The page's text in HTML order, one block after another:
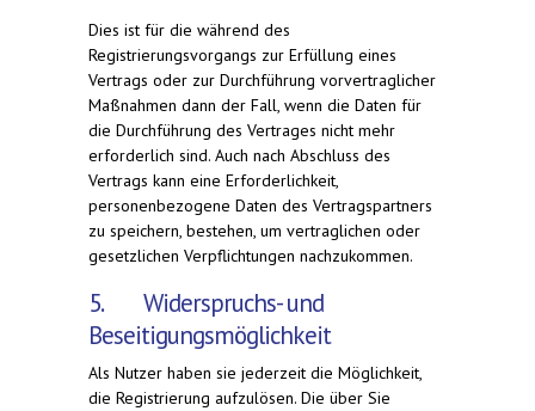
Dies ist für die während des
Registrierungsvorgangs zur Erfüllung eines
Vertrags oder zur Durchführung vorvertraglicher
Maßnahmen dann der Fall, wenn die Daten für
die Durchführung des Vertrages nicht mehr
erforderlich sind. Auch nach Abschluss des
Vertrags kann eine Erforderlichkeit,
personenbezogene Daten des Vertragspartners
zu speichern, bestehen, um vertraglichen oder
gesetzlichen Verpflichtungen nachzukommen.
5. Widerspruchs- und
Beseitigungsmöglichkeit
Als Nutzer haben sie jederzeit die Möglichkeit,
die Registrierung aufzulösen. Die über Sie